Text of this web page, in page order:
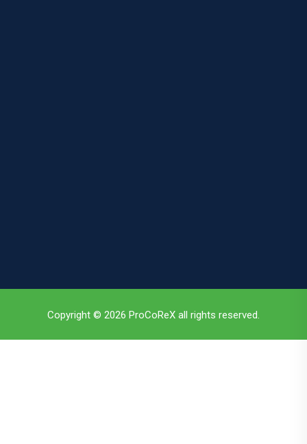
Copyright © 2026 ProCoReX all rights reserved.